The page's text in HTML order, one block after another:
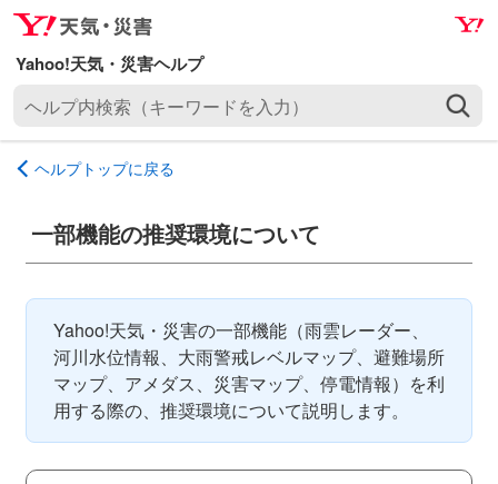
ナ
ビ
ゲ
ー
ョ
ン
キ
メ
イ
ン
コ
テ
ン
ス
プ
内
（
ー
入
力
ヘルプトップに戻る
一部機能の推奨環境について
Yahoo!天気・災害の一部機能（雨雲レーダー、
河川水位情報、大雨警戒レベルマップ、避難場所
マップ、アメダス、災害マップ、停電情報）を利
用する際の、推奨環境について説明します。